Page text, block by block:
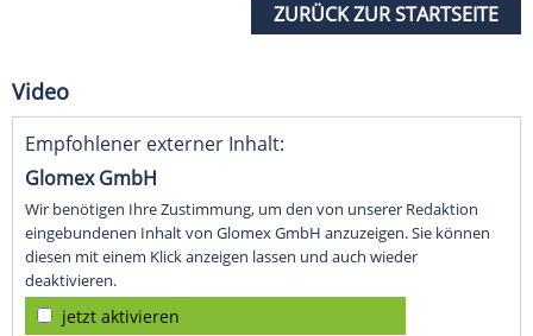
ZURÜCK ZUR STARTSEITE
Video
Empfohlener externer Inhalt:
Glomex GmbH
Wir benötigen Ihre Zustimmung, um den von unserer Redaktion
eingebundenen Inhalt von Glomex GmbH anzuzeigen. Sie können
diesen mit einem Klick anzeigen lassen und auch wieder
deaktivieren.
jetzt aktivieren